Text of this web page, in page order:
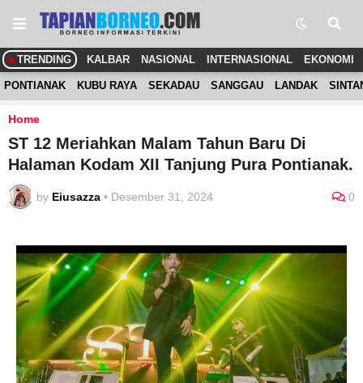
TRENDING KALBAR NASIONAL INTERNASIONAL EKONOMI
PONTIANAK KUBU RAYA SEKADAU SANGGAU LANDAK
Home
ST 12 Meriahkan Malam Tahun Baru Di
Halaman Kodam XII Tanjung Pura Pontianak.
by Eiusazza • Desember 31, 2024 0